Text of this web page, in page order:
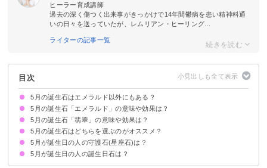
ヒーラー育成講師
過去の深く傷つく出来事がきっかけで14年間鬱病を患い精神科通
いの日々を送っていたが、レムリアン・ヒーリング...
ライターの記事一覧
目次
5月の誕生石はエメラルド以外にもある？
「翡翠」も5月の誕生石
5月の誕生石「エメラルド」の意味や効果は？
意味：幸福・幸運
効果
5月の誕生石「翡翠」の意味や効果は？
意味：繁栄・長寿・幸福・安定
効果
5月の誕生石はどちらを選ぶのがオススメ？
効果的にはどちらを選んでもOK
5月が誕生日の人の守護石(星座石)は？
おうし座の守護石①トパーズ
おうし座の守護石②ローズクォーツ
おうし座の守護石③マラカイト
ふたご座の守護石①アクアマリン
ふたご座の守護石②シトリン
ふたご座の守護石③アゲート
5月が誕生日の人の誕生日石は？